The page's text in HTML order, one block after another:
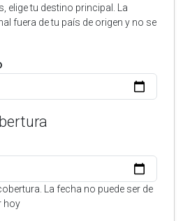
elige tu destino principal. La
fuera de tu país de origen y no se
La fecha no puede ser de
hoy